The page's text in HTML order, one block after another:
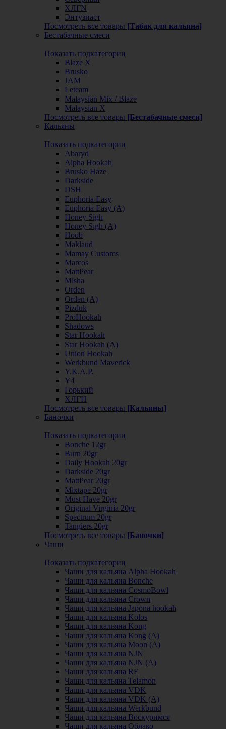
ХЛГN
Энтузиаст
Посмотреть все товары [Табак для кальяна]
Бестабачные смеси
Показать подкатегории
Blaze X
Brusko
JAM
Leteam
Malaysian Mix / Blaze
Malaysian X
Посмотреть все товары [Бестабачные смеси]
Кальяны
Показать подкатегории
Abaryd
Alpha Hookah
Brusko Haze
Darkside
DSH
Euphoria Easy
Euphoria Easy (А)
Honey Sigh
Honey Sigh (А)
Hoob
Maklaud
Mamay Customs
Marcos
MattPear
Misha
Orden
Orden (А)
Pizduk
ProHookah
Shadows
Star Hookah
Star Hookah (А)
Union Hookah
Werkbund Maverick
Y.K.A.P.
Y4
Горький
ХЛГН
Посмотреть все товары [Кальяны]
Баночки
Показать подкатегории
Bonche 12gr
Burn 20gr
Daily Hookah 20gr
Darkside 20gr
MattPear 20gr
Mixtape 20gr
Must Have 20gr
Original Virginia 20gr
Spectrum 20gr
Tangiers 20gr
Посмотреть все товары [Баночки]
Чаши
Показать подкатегории
Чаши для кальяна Alpha Hookah
Чаши для кальяна Bonche
Чаши для кальяна CosmoBowl
Чаши для кальяна Crown
Чаши для кальяна Japona hookah
Чаши для кальяна Kolos
Чаши для кальяна Kong
Чаши для кальяна Kong (A)
Чаши для кальяна Moon (А)
Чаши для кальяна NJN
Чаши для кальяна NJN (А)
Чаши для кальяна RF
Чаши для кальяна Telamon
Чаши для кальяна VDK
Чаши для кальяна VDK (А)
Чаши для кальяна Werkbund
Чаши для кальяна Воскуримся
Чаши для кальяна Облако